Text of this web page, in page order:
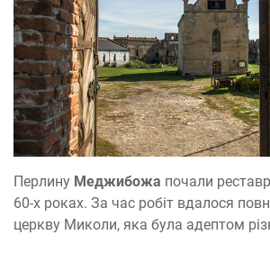
Перлину Меджибожа почали
60-х роках. За час робіт вдалося
церкву Миколи, яка була адептом